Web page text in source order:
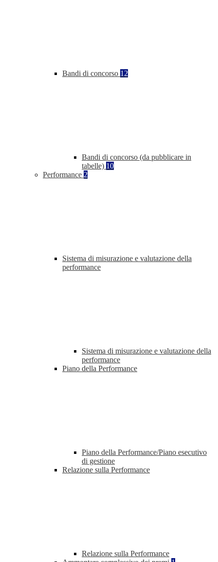
Bandi di concorso 12
Bandi di concorso (da pubblicare in
tabelle) 10
Performance 2
Sistema di misurazione e valutazione della
performance
Sistema di misurazione e valutazione della
performance
Piano della Performance
Piano della Performance/Piano esecutivo
di gestione
Relazione sulla Performance
Relazione sulla Performance